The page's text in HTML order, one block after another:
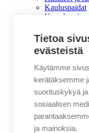
Kauluspaidat
Kestokassit
Pikeet
Pipot
Reput ja laukut
Takit
Työvaatteet
Outlet
Toimistotarvikkeet
Hiirimatot
Kalenterit
Tietoa
evästeistä
Käytämme
kerätäksemme
suorituskykyä
sosiaalisen
ja mainoksia.